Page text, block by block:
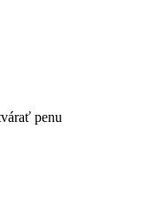
penu